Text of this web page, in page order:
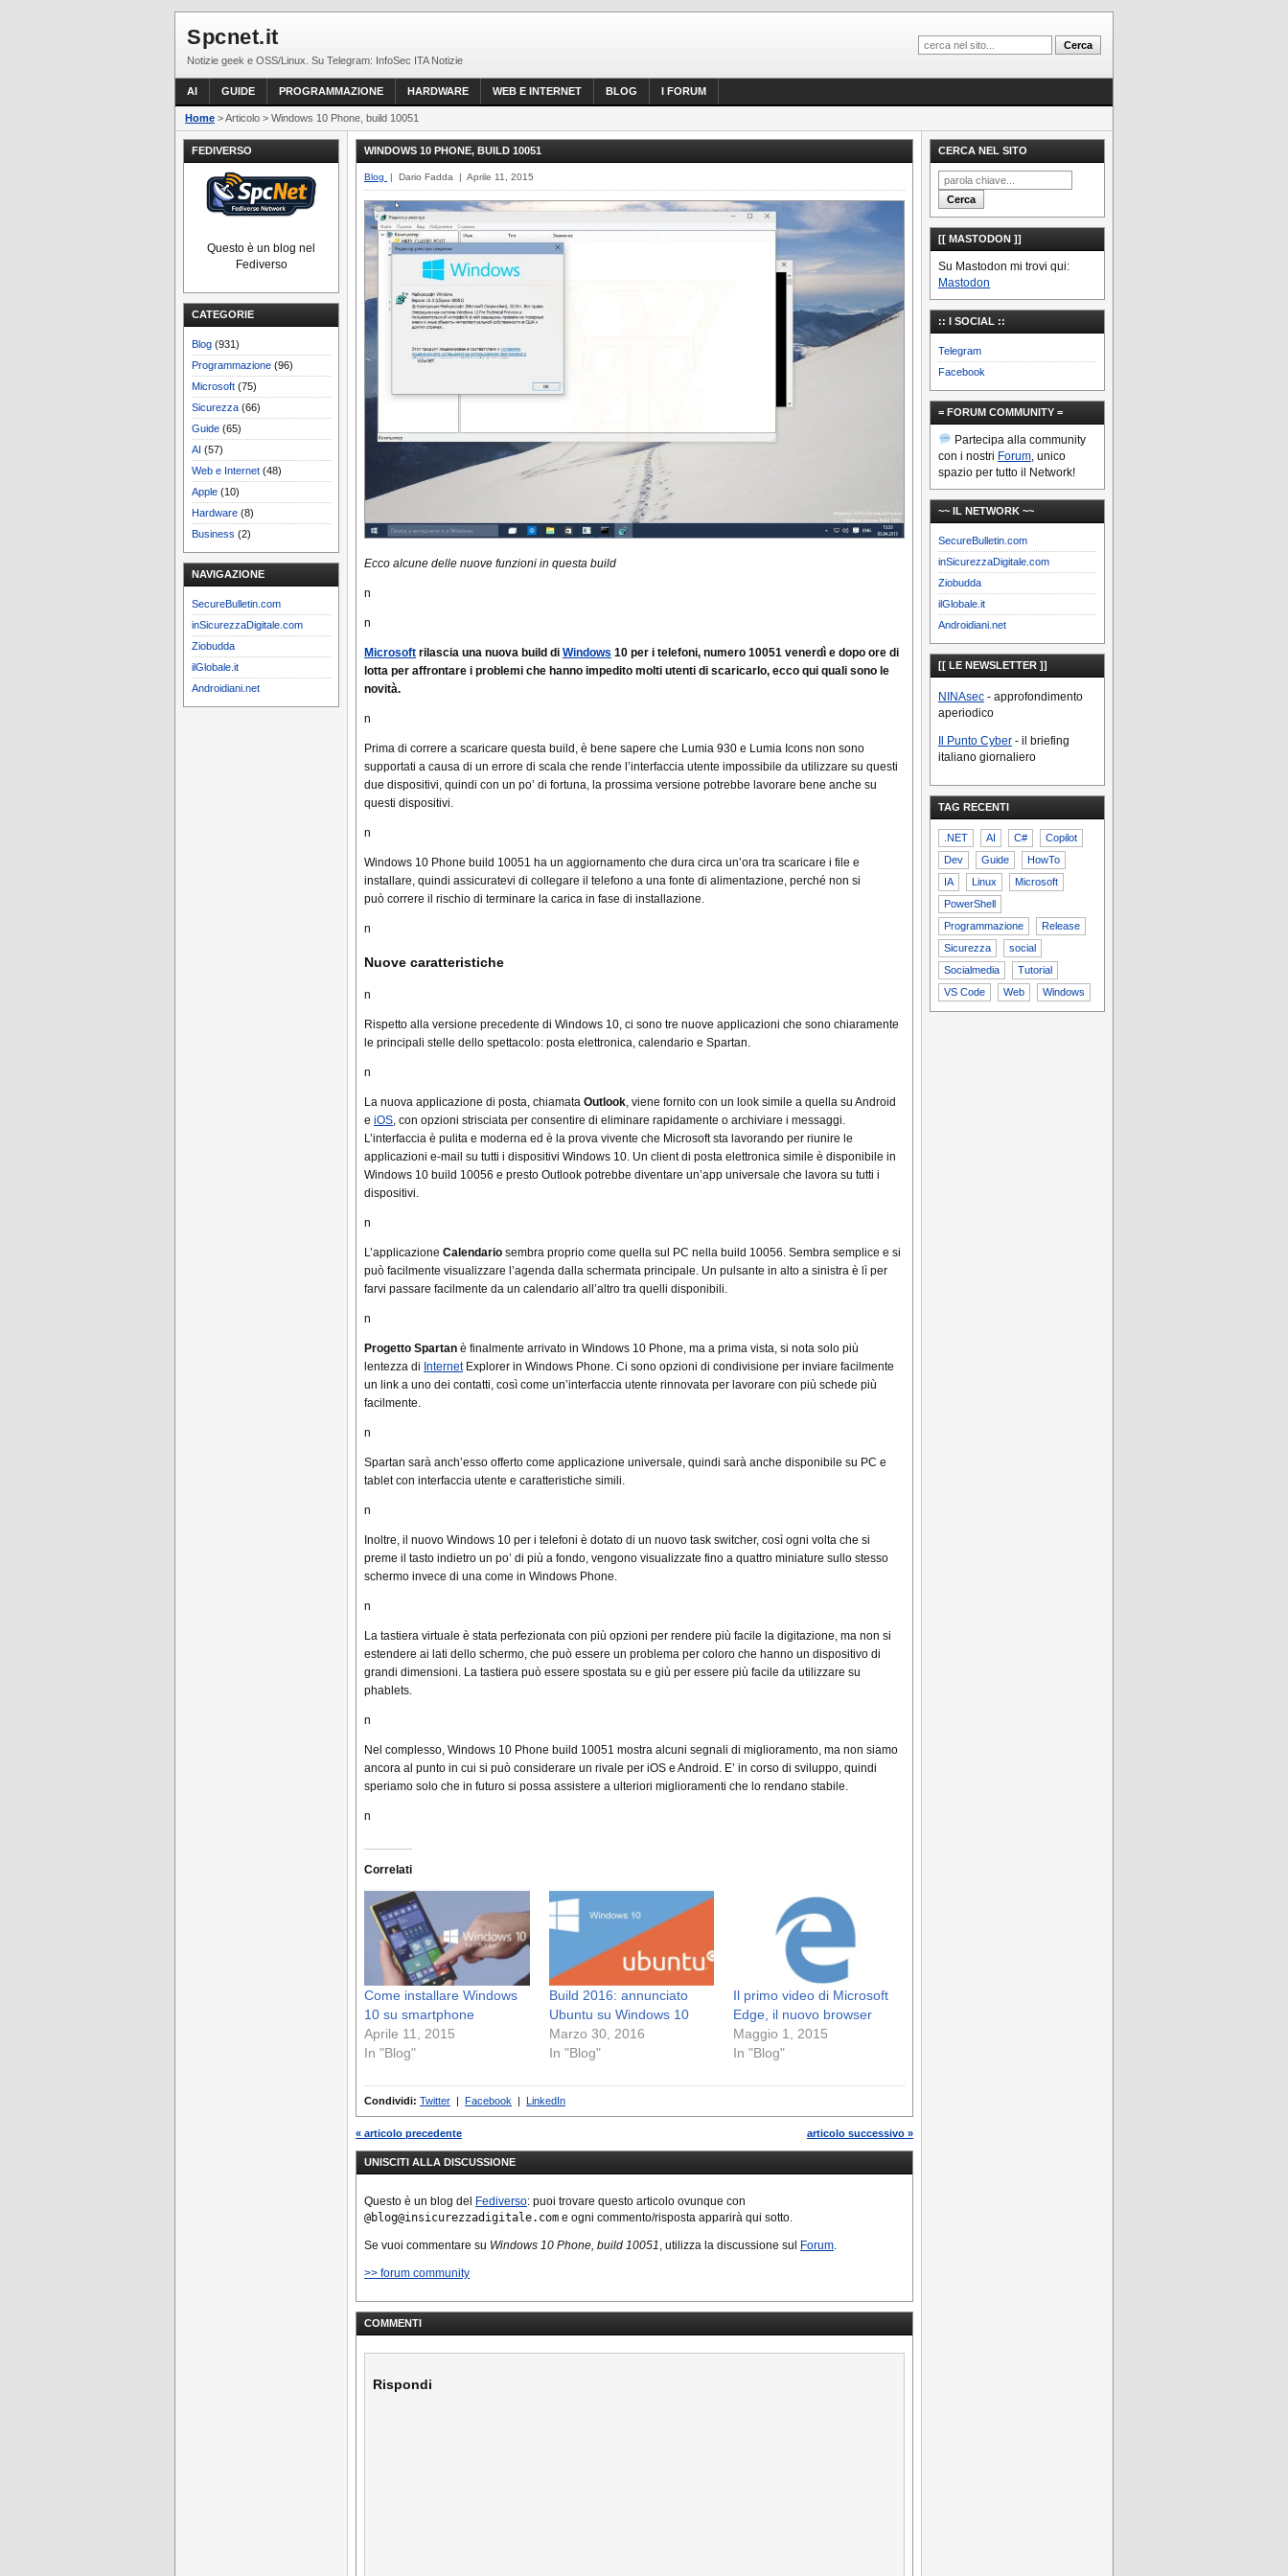
Spcnet.it
Notizie geek e OSS/Linux. Su Telegram: InfoSec ITA Notizie
AI GUIDE PROGRAMMAZIONE HARDWARE WEB E INTERNET BLOG I FORUM
Home > Articolo > Windows 10 Phone, build 10051
FEDIVERSO
Questo è un blog nel
Fediverso
CATEGORIE
Blog (931)
Programmazione (96)
Microsoft (75)
Sicurezza (66)
Guide (65)
AI (57)
Web e Internet (48)
Apple (10)
Hardware (8)
Business (2)
NAVIGAZIONE
SecureBulletin.com
inSicurezzaDigitale.com
Ziobudda
ilGlobale.it
Androidiani.net
WINDOWS 10 PHONE, BUILD 10051
Blog | Dario Fadda | Aprile 11, 2015
Ecco alcune delle nuove funzioni in questa build
n
n
Microsoft rilascia una nuova build di Windows 10 per i telefoni, numero 10051 venerdì e dopo ore di
lotta per affrontare i problemi che hanno impedito molti utenti di scaricarlo, ecco qui quali sono le
novità.
n
Prima di correre a scaricare questa build, è bene sapere che Lumia 930 e Lumia Icons non sono
supportati a causa di un errore di scala che rende l’interfaccia utente impossibile da utilizzare su questi
due dispositivi, quindi con un po’ di fortuna, la prossima versione potrebbe lavorare bene anche su
questi dispositivi.
n
Windows 10 Phone build 10051 ha un aggiornamento che dura circa un’ora tra scaricare i file e
installare, quindi assicuratevi di collegare il telefono a una fonte di alimentazione, perché non si
può correre il rischio di terminare la carica in fase di installazione.
n
Nuove caratteristiche
n
Rispetto alla versione precedente di Windows 10, ci sono tre nuove applicazioni che sono chiaramente
le principali stelle dello spettacolo: posta elettronica, calendario e Spartan.
n
La nuova applicazione di posta, chiamata Outlook, viene fornito con un look simile a quella su Android
e iOS, con opzioni strisciata per consentire di eliminare rapidamente o archiviare i messaggi.
L’interfaccia è pulita e moderna ed è la prova vivente che Microsoft sta lavorando per riunire le
applicazioni e-mail su tutti i dispositivi Windows 10. Un client di posta elettronica simile è disponibile in
Windows 10 build 10056 e presto Outlook potrebbe diventare un’app universale che lavora su tutti i
dispositivi.
n
L’applicazione Calendario sembra proprio come quella sul PC nella build 10056. Sembra semplice e si
può facilmente visualizzare l’agenda dalla schermata principale. Un pulsante in alto a sinistra è lì per
farvi passare facilmente da un calendario all’altro tra quelli disponibili.
n
Progetto Spartan è finalmente arrivato in Windows 10 Phone, ma a prima vista, si nota solo più
lentezza di InternetExplorer in Windows Phone. Ci sono opzioni di condivisione per inviare facilmente
un link a uno dei contatti, così come un’interfaccia utente rinnovata per lavorare con più schede più
facilmente.
n
Spartan sarà anch’esso offerto come applicazione universale, quindi sarà anche disponibile su PC e
tablet con interfaccia utente e caratteristiche simili.
n
Inoltre, il nuovo Windows 10 per i telefoni è dotato di un nuovo task switcher, così ogni volta che si
preme il tasto indietro un po’ di più a fondo, vengono visualizzate fino a quattro miniature sullo stesso
schermo invece di una come in Windows Phone.
n
La tastiera virtuale è stata perfezionata con più opzioni per rendere più facile la digitazione, ma non si
estendere ai lati dello schermo, che può essere un problema per coloro che hanno un dispositivo di
grandi dimensioni. La tastiera può essere spostata su e giù per essere più facile da utilizzare su
phablets.
n
Nel complesso, Windows 10 Phone build 10051 mostra alcuni segnali di miglioramento, ma non siamo
ancora al punto in cui si può considerare un rivale per iOS e Android. E’ in corso di sviluppo, quindi
speriamo solo che in futuro si possa assistere a ulteriori miglioramenti che lo rendano stabile.
n
Correlati
Come installare Windows
10 su smartphone
Aprile 11, 2015
In "Blog"
Build 2016: annunciato
Ubuntu su Windows 10
Marzo 30, 2016
In "Blog"
Il primo video di Microsoft
Edge, il nuovo browser
Maggio 1, 2015
In "Blog"
Condividi: Twitter | Facebook | LinkedIn
« articolo precedente articolo successivo »
UNISCITI ALLA DISCUSSIONE
Questo è un blog del Fediverso: puoi trovare questo articolo ovunque con
@blog@insicurezzadigitale.com e ogni commento/risposta apparirà qui sotto.
Se vuoi commentare su Windows 10 Phone, build 10051, utilizza la discussione sul Forum.
>> forum community
COMMENTI
Rispondi
CERCA NEL SITO
[[ MASTODON ]]
Su Mastodon mi trovi qui:
Mastodon
:: I SOCIAL ::
Telegram
Facebook
= FORUM COMMUNITY =
Partecipa alla community
con i nostri Forum, unico
spazio per tutto il Network!
~~ IL NETWORK ~~
SecureBulletin.com
inSicurezzaDigitale.com
Ziobudda
ilGlobale.it
Androidiani.net
[[ LE NEWSLETTER ]]
NINAsec - approfondimento
aperiodico
Il Punto Cyber - il briefing
italiano giornaliero
TAG RECENTI
.NET AI C#
Copilot
Dev
Guide
HowTo
IA
Linux
Microsoft
PowerShell
Programmazione
Release
Sicurezza
social
Socialmedia
Tutorial
VS Code
Web Windows